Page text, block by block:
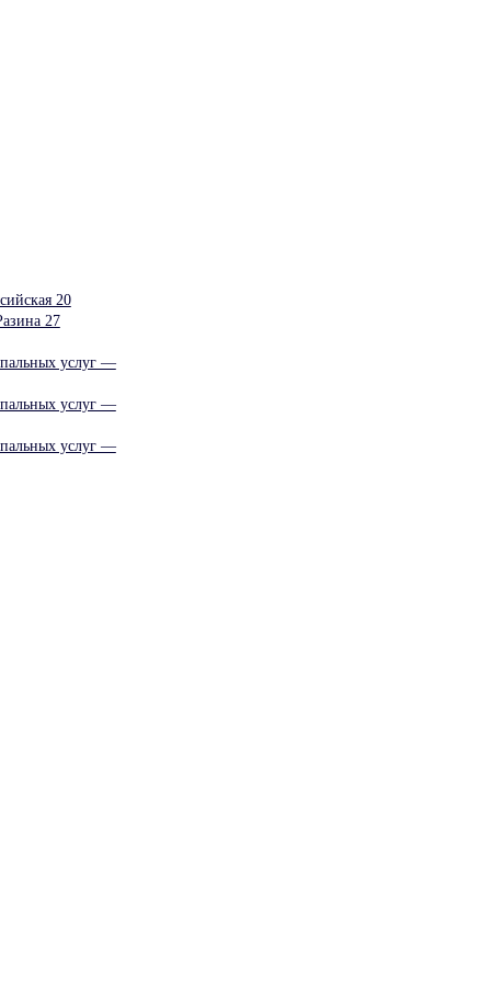
20
27
услуг —
услуг —
услуг —